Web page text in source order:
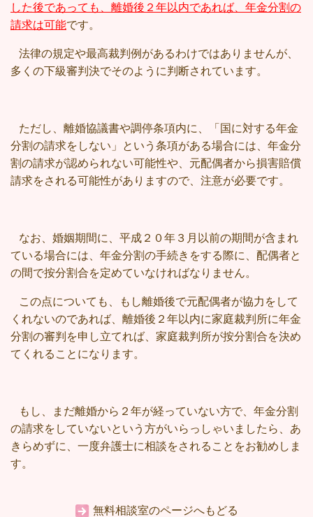
した後であっても、離婚後２年以内であれば、年金分割の
請求は可能です。
法律の規定や最高裁判例があるわけではありませんが、
多くの下級審判決でそのように判断されています。
ただし、離婚協議書や調停条項内に、「国に対する年金
分割の請求をしない」という条項がある場合には、年金分
割の請求が認められない可能性や、元配偶者から損害賠償
請求をされる可能性がありますので、注意が必要です。
なお、婚姻期間に、平成２０年３月以前の期間が含まれ
ている場合には、年金分割の手続きをする際に、配偶者と
の間で按分割合を定めていなければなりません。
この点についても、もし離婚後で元配偶者が協力をして
くれないのであれば、離婚後２年以内に家庭裁判所に年金
分割の審判を申し立てれば、家庭裁判所が按分割合を決め
てくれることになります。
もし、まだ離婚から２年が経っていない方で、年金分割
の請求をしていないという方がいらっしゃいましたら、あ
きらめずに、一度弁護士に相談をされることをお勧めしま
す。
無料相談室のページへもどる